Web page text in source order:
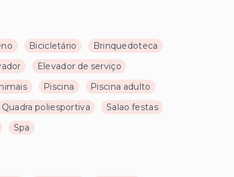
Bicicletário
Brinquedoteca
Elevador de serviço
Piscina
Piscina adulto
Quadra poliesportiva
Salao festas
Spa